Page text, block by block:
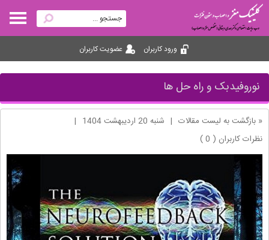
ورود کاربران عضویت کاربران
نوروفیدبک و راه حل ها
« بازگشت به لیست مقالات | شنبه 20 ارديبهشت 1404
|
نظرات کاربران ( 0 )